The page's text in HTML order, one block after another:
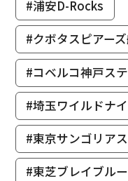
#浦安D-Rocks
#クボタスピアー
#コベルコ神戸ス
#埼玉ワイルドナ
#東京サンゴリアス
#東芝ブレイブル